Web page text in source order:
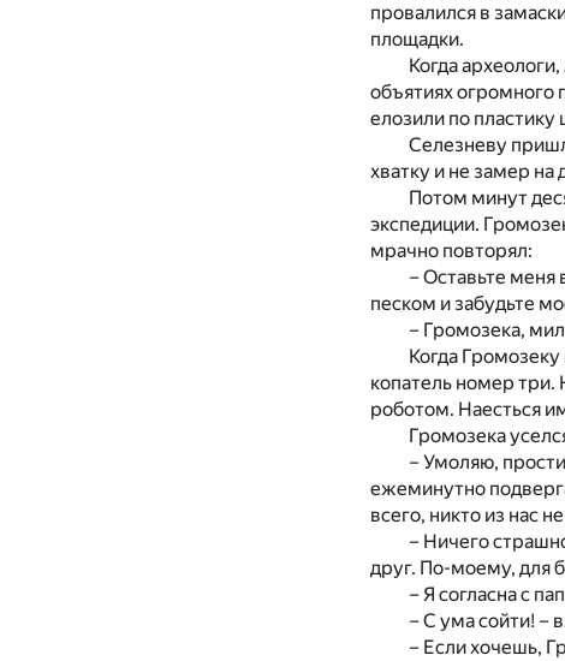
провалился в
площадки.
Когда
объятиях огромного
елозили по пластику
Селезневу
хватку и не замер на
Потом минут
экспедиции.
мрачно повторял:
– Оставьте меня
песком и забудьте
– Громозека,
Когда
копатель номер три.
роботом. Наесться
Громозека
– Умоляю,
ежеминутно
всего, никто из нас
– Ничего
друг. По-моему, для
– Я согласна с
– С ума сойти! –
– Если хочешь,